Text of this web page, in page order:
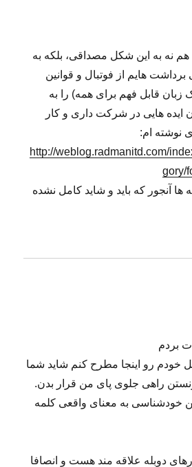
نه به این شکل مصداقی، بلکه به
هایم از فوتبال و قوانین
زبان قابل فهم برای همه) را به
ایده هایی در شرکت داری و کار
نوشته ام:
http://weblog.radmanitd.com/
gory/
ها آنجور که باید و شاید کامل نشده
بردم
خودم رو اینجا مطرح کنم شاید شما
راهی جلوی پای من قرار بدن.
خودشناسی به معنای واقعی کلمه
دوبله علاقه مند هست و انصافا